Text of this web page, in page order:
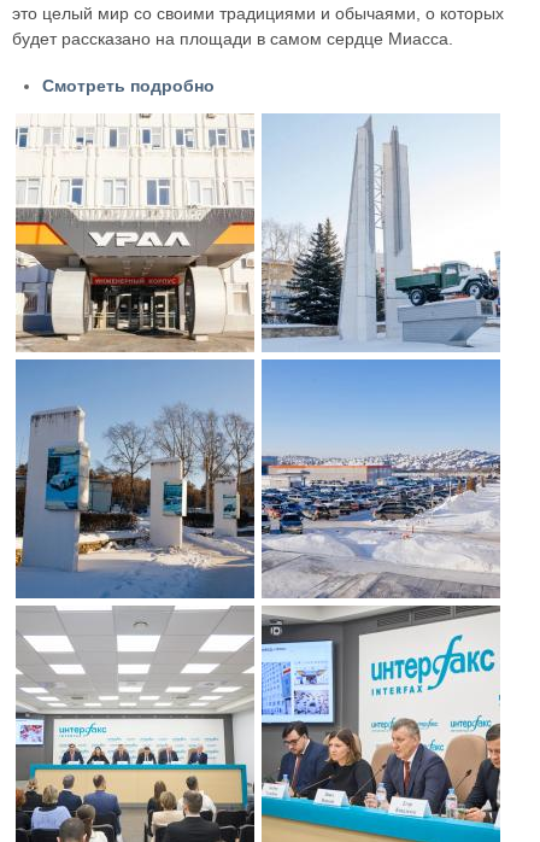
это целый мир со своими традициями и обычаями, о которых
будет рассказано на площади в самом сердце Миасса.
Смотреть подробно